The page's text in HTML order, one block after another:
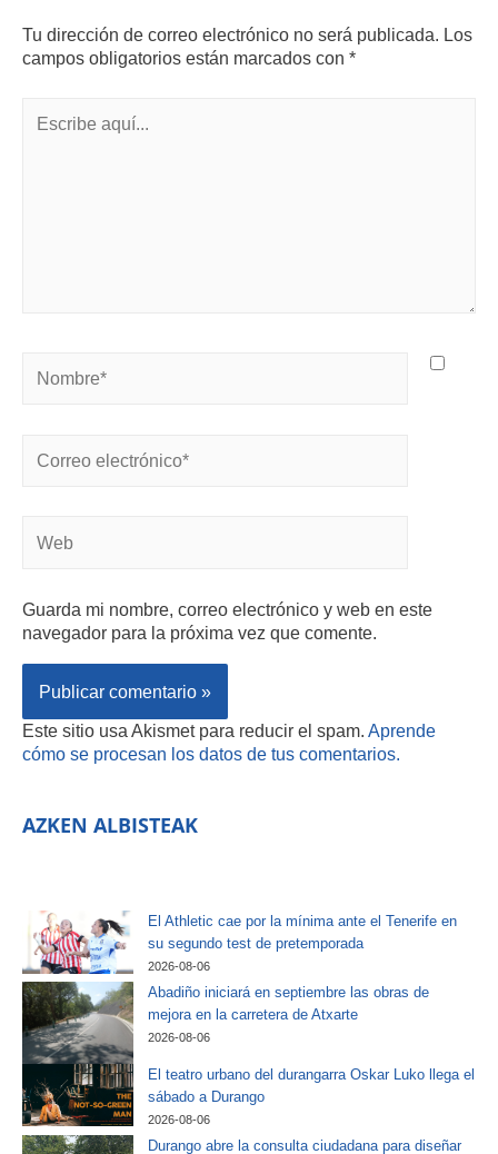
Tu dirección de correo electrónico no será publicada. Los
campos obligatorios están marcados con *
Guarda mi nombre, correo electrónico y web en este
navegador para la próxima vez que comente.
Este sitio usa Akismet para reducir el spam. Aprende
cómo se procesan los datos de tus comentarios.
AZKEN ALBISTEAK
El Athletic cae por la mínima ante el Tenerife en
su segundo test de pretemporada
2026-08-06
Abadiño iniciará en septiembre las obras de
mejora en la carretera de Atxarte
2026-08-06
El teatro urbano del durangarra Oskar Luko llega el
sábado a Durango
2026-08-06
Durango abre la consulta ciudadana para diseñar